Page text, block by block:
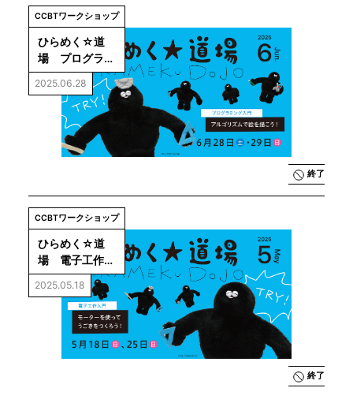
CCBTワークショップ
ひらめく☆道
場　プログラミ
ング入門
2025.06.28
終了
CCBTワークショップ
ひらめく☆道
場　電子工作入
門
2025.05.18
終了